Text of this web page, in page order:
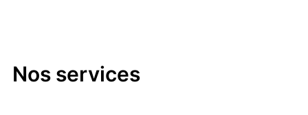
Nos services